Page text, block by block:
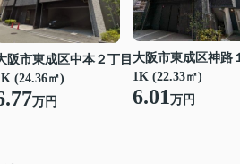
阪市東成区中本２丁目
(24.36㎡)
万円
大阪市東成区神路
1K (22.33㎡)
6.01万円